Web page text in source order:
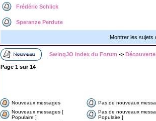
Frédéric Schlick
Speranze Perdute
Montrer les sujets
SwingJO Index du Forum ->
Page 1sur14
Nouveaux messages
Pas de nouveaux
Nouveaux messages [
Populaire ]
Pas de nouveaux
Populaire ]